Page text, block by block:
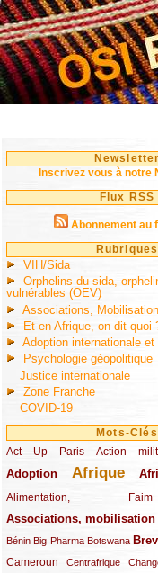
Newsletter
Inscrivez vous à notre
Flux RSS
Abonnement au
Rubriques
VIH/Sida
Orphelins du sida,
vulnérables (OEV)
Associations,
Et en Afrique, on dit quoi
Adoption internationale et
Psychologie géopolitique
Justice internationale
Zone Franche
COVID-19
Mots-Clés
Act Up Paris
(49/289) Action
(32/289)
(73/289)
Adoption
(82/289) Afrique
(161/289)
(73/289)
Alimentation, Faim
(48/289)
(203/289)
Associations, mobilisation
(65/289)
Bénin
(13/289)Big Pharma
(16/289) Botswana
(9/289)
(83/289)
(18/289)
(30/289)
Cameroun
(47/289) Centrafrique
(23/289)
(10/289)